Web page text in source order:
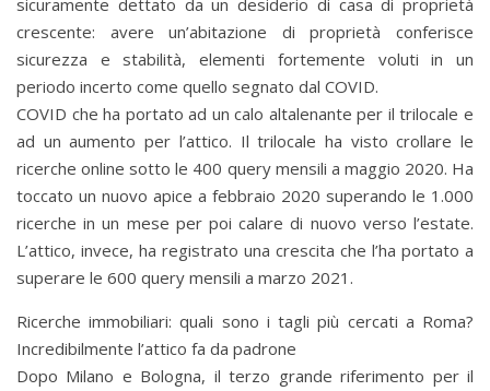
sicuramente dettato da un desiderio di casa di proprietà
crescente: avere un’abitazione di proprietà conferisce
sicurezza e stabilità, elementi fortemente voluti in un
periodo incerto come quello segnato dal COVID.
COVID che ha portato ad un calo altalenante per il trilocale e
ad un aumento per l’attico. Il trilocale ha visto crollare le
ricerche online sotto le 400 query mensili a maggio 2020. Ha
toccato un nuovo apice a febbraio 2020 superando le 1.000
ricerche in un mese per poi calare di nuovo verso l’estate.
L’attico, invece, ha registrato una crescita che l’ha portato a
superare le 600 query mensili a marzo 2021.
Ricerche immobiliari: quali sono i tagli più cercati a Roma?
Incredibilmente l’attico fa da padrone
Dopo Milano e Bologna, il terzo grande riferimento per il